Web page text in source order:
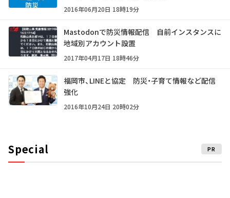
2016年06月20日 18時19分
Mastodonで防災情報配信 自前インスタンスに
地域別アカウント設置
2017年04月17日 18時46分
福岡市、LINEと協定 防災・子育て情報など配信
強化
2016年10月24日 20時02分
Special PR